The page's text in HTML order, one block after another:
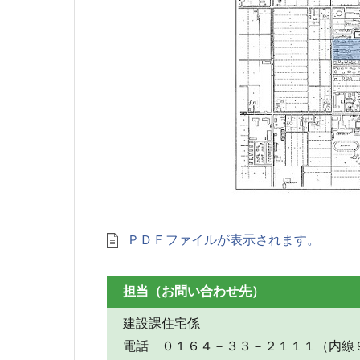
ＰＤＦファイルが表示されます。
担当（お問い合わせ先）
建設課住宅係
電話 ０１６４－３３－２１１１（内線